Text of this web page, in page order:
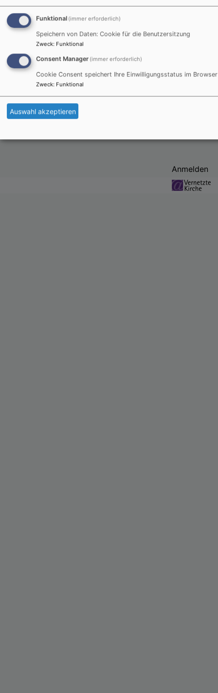
Treffen AA`s und Al Anon
AA Gruppenleitung
Markt Schwaben Evang. Gemeindezentrum - Gruppenraum
Fr, 28.8. 16:30 Uhr
Gottesdienst im AWO Seniorenzentrum Markt
Schwaben
Pfr. Neeb
Markt Schwaben AWO
Anmelden
Funktional (immer erforderlich)
Speichern von Daten: Cookie für die Benutzersitzung
Zweck: Funktional
Consent Manager (immer erforderlich)
Cookie Consent speichert Ihre Einwilligungsstatus im Browser
Zweck: Funktional
Auswahl akzeptieren